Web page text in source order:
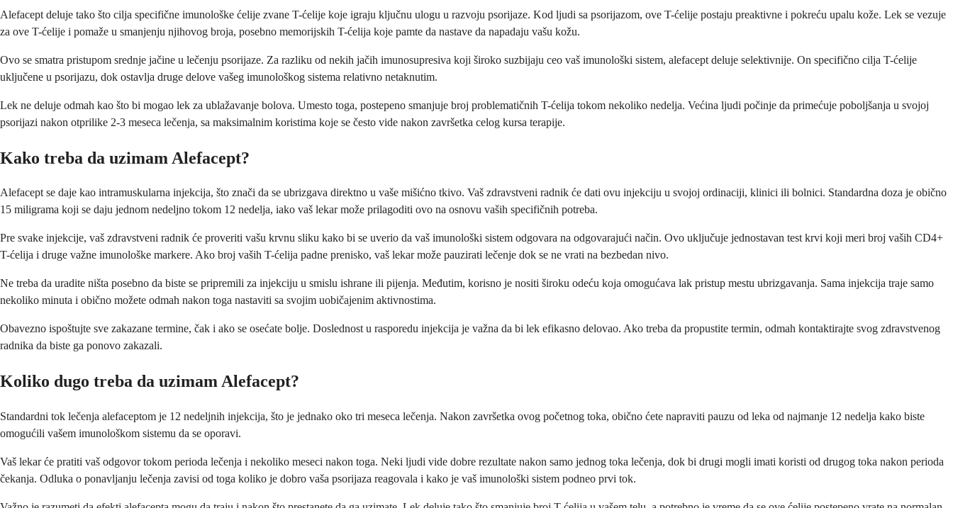
Alefacept deluje tako što cilja specifične imunološke ćelije zvane T-ćelije koje igraju ključnu ulogu u razvoju psorijaze. Kod ljudi sa psorijazom, ove T-ćelije postaju preaktivne i pokreću upalu kože. Lek se vezuje
za ove T-ćelije i pomaže u smanjenju njihovog broja, posebno memorijskih T-ćelija koje pamte da nastave da napadaju vašu kožu.
Ovo se smatra pristupom srednje jačine u lečenju psorijaze. Za razliku od nekih jačih imunosupresiva koji široko suzbijaju ceo vaš imunološki sistem, alefacept deluje selektivnije. On specifično cilja T-ćelije
uključene u psorijazu, dok ostavlja druge delove vašeg imunološkog sistema relativno netaknutim.
Lek ne deluje odmah kao što bi mogao lek za ublažavanje bolova. Umesto toga, postepeno smanjuje broj problematičnih T-ćelija tokom nekoliko nedelja. Većina ljudi počinje da primećuje poboljšanja u svojoj
psorijazi nakon otprilike 2-3 meseca lečenja, sa maksimalnim koristima koje se često vide nakon završetka celog kursa terapije.
Kako treba da uzimam Alefacept?
Alefacept se daje kao intramuskularna injekcija, što znači da se ubrizgava direktno u vaše mišićno tkivo. Vaš zdravstveni radnik će dati ovu injekciju u svojoj ordinaciji, klinici ili bolnici. Standardna doza je obično
15 miligrama koji se daju jednom nedeljno tokom 12 nedelja, iako vaš lekar može prilagoditi ovo na osnovu vaših specifičnih potreba.
Pre svake injekcije, vaš zdravstveni radnik će proveriti vašu krvnu sliku kako bi se uverio da vaš imunološki sistem odgovara na odgovarajući način. Ovo uključuje jednostavan test krvi koji meri broj vaših CD4+
T-ćelija i druge važne imunološke markere. Ako broj vaših T-ćelija padne prenisko, vaš lekar može pauzirati lečenje dok se ne vrati na bezbedan nivo.
Ne treba da uradite ništa posebno da biste se pripremili za injekciju u smislu ishrane ili pijenja. Međutim, korisno je nositi široku odeću koja omogućava lak pristup mestu ubrizgavanja. Sama injekcija traje samo
nekoliko minuta i obično možete odmah nakon toga nastaviti sa svojim uobičajenim aktivnostima.
Obavezno ispoštujte sve zakazane termine, čak i ako se osećate bolje. Doslednost u rasporedu injekcija je važna da bi lek efikasno delovao. Ako treba da propustite termin, odmah kontaktirajte svog zdravstvenog
radnika da biste ga ponovo zakazali.
Koliko dugo treba da uzimam Alefacept?
Standardni tok lečenja alefaceptom je 12 nedeljnih injekcija, što je jednako oko tri meseca lečenja. Nakon završetka ovog početnog toka, obično ćete napraviti pauzu od leka od najmanje 12 nedelja kako biste
omogućili vašem imunološkom sistemu da se oporavi.
Vaš lekar će pratiti vaš odgovor tokom perioda lečenja i nekoliko meseci nakon toga. Neki ljudi vide dobre rezultate nakon samo jednog toka lečenja, dok bi drugi mogli imati koristi od drugog toka nakon perioda
čekanja. Odluka o ponavljanju lečenja zavisi od toga koliko je dobro vaša psorijaza reagovala i kako je vaš imunološki sistem podneo prvi tok.